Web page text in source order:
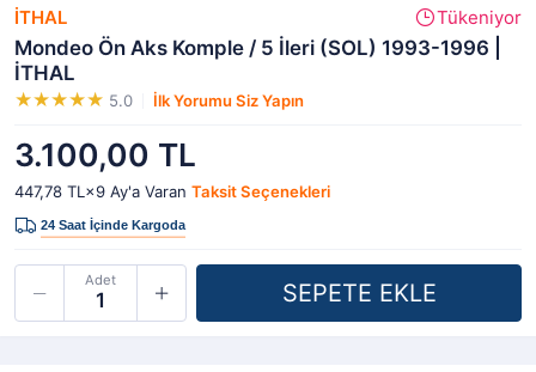
İTHAL Tükeniyor
Mondeo Ön Aks Komple / 5 İleri (SOL) 1993-1996 |
İTHAL
5.0 İlk Yorumu Siz Yapın
3.100,00 TL
447,78 TL×9 Ay'a Varan Taksit Seçenekleri
Adet